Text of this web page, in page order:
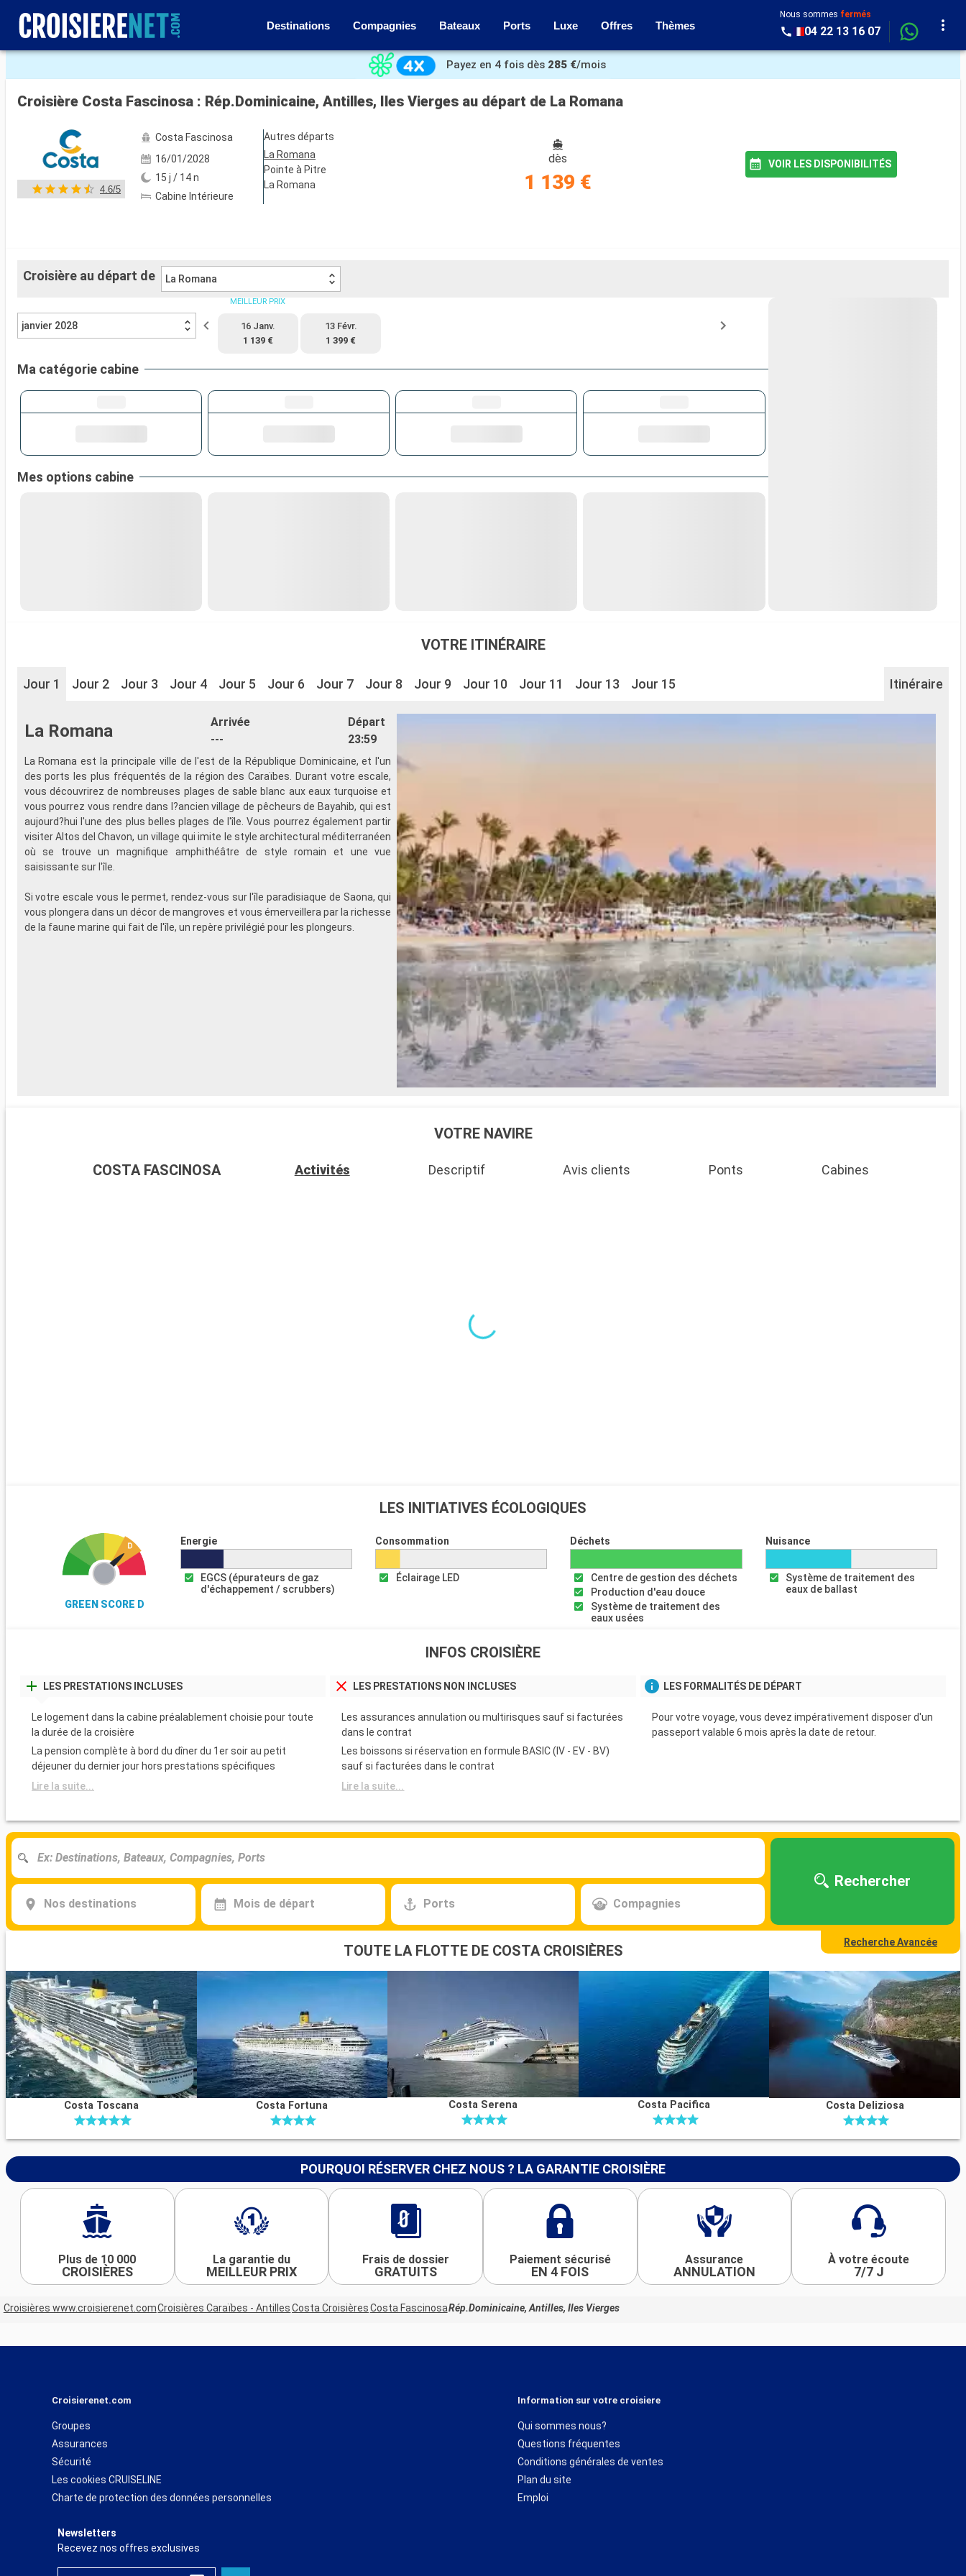
Destinations Compagnies Bateaux Ports Luxe Offres Thèmes
Nous sommes fermés
04 22 13 16 07
Voir les 59 autres photos
Payez en 4 fois dès 285 €/mois
Croisière Costa Fascinosa : Rép.Dominicaine, Antilles, Iles Vierges au départ de La Romana
4.6/5
Costa Fascinosa
16/01/2028
15 j / 14 n
Cabine Intérieure
Autres départs
La Romana
Pointe à Pitre
La Romana
dès
1 139 €
VOIR LES DISPONIBILITÉS
Croisière au départ de La Romana
janvier 2028
MEILLEUR PRIX
16 Janv.
1 139 €
13 Févr.
1 399 €
Ma catégorie cabine
Mes options cabine
VOTRE ITINÉRAIRE
Jour 1 Jour 2 Jour 3 Jour 4 Jour 5 Jour 6 Jour 7 Jour 8 Jour 9 Jour 10 Jour 11 Jour 13 Jour 15 Itinéraire
La Romana
Arrivée
---
Départ
23:59
La Romana est la principale ville de l'est de la République Dominicaine, et l'un
des ports les plus fréquentés de la région des Caraïbes. Durant votre escale,
vous découvrirez de nombreuses plages de sable blanc aux eaux turquoise et
vous pourrez vous rendre dans l?ancien village de pêcheurs de Bayahib, qui est
aujourd?hui l'une des plus belles plages de l'île. Vous pourrez également partir
visiter Altos del Chavon, un village qui imite le style architectural méditerranéen
où se trouve un magnifique amphithéâtre de style romain et une vue
saisissante sur l'île.
Si votre escale vous le permet, rendez-vous sur l'île paradisiaque de Saona, qui
vous plongera dans un décor de mangroves et vous émerveillera par la richesse
de la faune marine qui fait de l'île, un repère privilégié pour les plongeurs.
VOTRE NAVIRE
COSTA FASCINOSA Activités Descriptif Avis clients Ponts Cabines
LES INITIATIVES ÉCOLOGIQUES
GREEN SCORE D
Energie
EGCS (épurateurs de gaz
d'échappement / scrubbers)
Consommation
Éclairage LED
Déchets
Centre de gestion des déchets
Production d'eau douce
Système de traitement des
eaux usées
Nuisance
Système de traitement des
eaux de ballast
INFOS CROISIÈRE
LES PRESTATIONS INCLUSES
Le logement dans la cabine préalablement choisie pour toute
la durée de la croisière
La pension complète à bord du dîner du 1er soir au petit
déjeuner du dernier jour hors prestations spécifiques
Lire la suite...
LES PRESTATIONS NON INCLUSES
Les assurances annulation ou multirisques sauf si facturées
dans le contrat
Les boissons si réservation en formule BASIC (IV - EV - BV)
sauf si facturées dans le contrat
Lire la suite...
LES FORMALITÉS DE DÉPART
Pour votre voyage, vous devez impérativement disposer d'un
passeport valable 6 mois après la date de retour.
Nos destinations Mois de départ Ports Compagnies
Rechercher
Recherche Avancée
TOUTE LA FLOTTE DE COSTA CROISIÈRES
Costa Toscana Costa Fortuna Costa Serena Costa Pacifica Costa Deliziosa
POURQUOI RÉSERVER CHEZ NOUS ? LA GARANTIE CROISIÈRE
Plus de 10 000
CROISIÈRES
La garantie du
MEILLEUR PRIX
Frais de dossier
GRATUITS
Paiement sécurisé
EN 4 FOIS
Assurance
ANNULATION
À votre écoute
7/7 J
Croisières www.croisierenet.comCroisières Caraïbes - AntillesCosta CroisièresCosta FascinosaRép.Dominicaine, Antilles, Iles Vierges
Croisierenet.com
Groupes
Assurances
Sécurité
Les cookies CRUISELINE
Charte de protection des données personnelles
Information sur votre croisiere
Qui sommes nous?
Questions fréquentes
Conditions générales de ventes
Plan du site
Emploi
Newsletters
Recevez nos offres exclusives